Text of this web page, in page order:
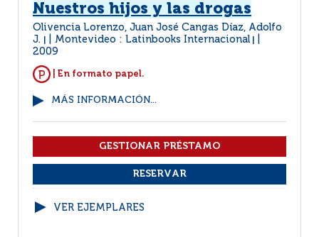
Nuestros hijos y las drogas
Olivencia Lorenzo, Juan José Cangas Díaz, Adolfo
J.
Montevideo : Latinbooks Internacional
2009
| En formato papel.
MÁS INFORMACIÓN...
VER EJEMPLARES